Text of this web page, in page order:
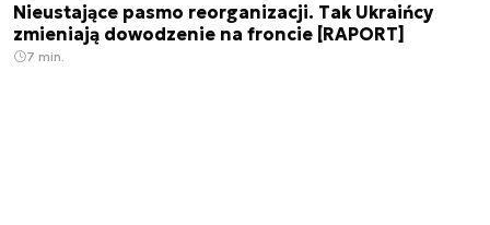
Nieustające pasmo reorganizacji. Tak Ukraińcy
zmieniają dowodzenie na froncie [RAPORT]
7 min.